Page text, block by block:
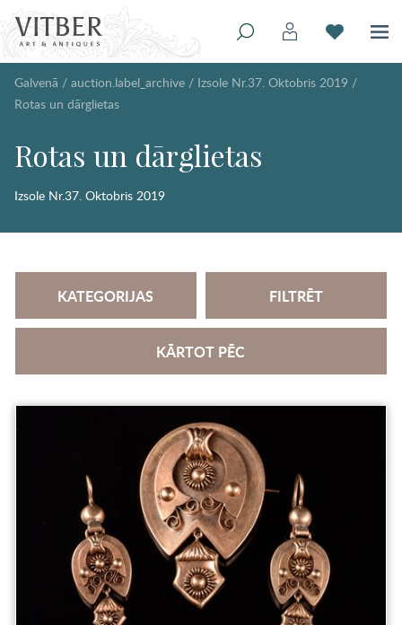
Galvenā / auction.label_archive / Izsole Nr.37. Oktobris 2019 /
Rotas un dārglietas
Rotas un dārglietas
Izsole Nr.37. Oktobris 2019
KATEGORIJAS FILTRĒT
KĀRTOT PĒC